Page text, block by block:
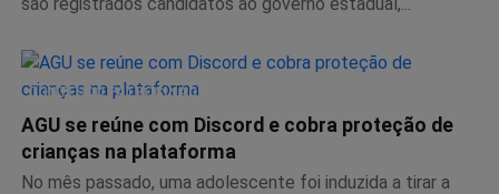
CONTEÚDO PATROCINADO
AGU se reúne com Discord e cobra proteção de
crianças na plataforma
No mês passado, uma adolescente foi induzida a tirar a